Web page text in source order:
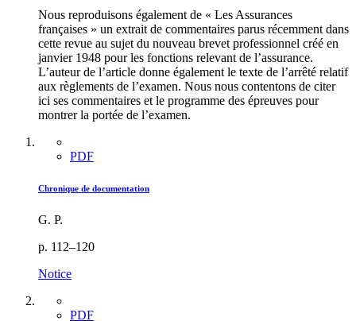
Nous reproduisons également de « Les Assurances
françaises » un extrait de commentaires parus récemment dans
cette revue au sujet du nouveau brevet professionnel créé en
janvier 1948 pour les fonctions relevant de l’assurance.
L’auteur de l’article donne également le texte de l’arrêté relatif
aux règlements de l’examen. Nous nous contentons de citer
ici ses commentaires et le programme des épreuves pour
montrer la portée de l’examen.
PDF
Chronique de documentation
G. P.
p. 112–120
Notice
PDF